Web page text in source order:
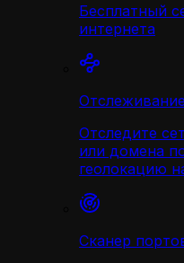
Бесплатный
интернета
Отследите
или домена
геолокацию
Сканер